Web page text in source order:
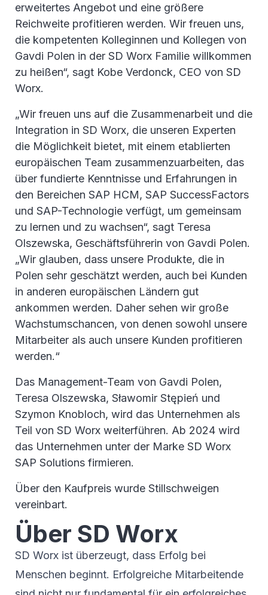
erweitertes Angebot und eine größere
Reichweite profitieren werden. Wir freuen uns,
die kompetenten Kolleginnen und Kollegen von
Gavdi Polen in der SD Worx Familie willkommen
zu heißen“, sagt Kobe Verdonck, CEO von SD
Worx.
„Wir freuen uns auf die Zusammenarbeit und die
Integration in SD Worx, die unseren Experten
die Möglichkeit bietet, mit einem etablierten
europäischen Team zusammenzuarbeiten, das
über fundierte Kenntnisse und Erfahrungen in
den Bereichen SAP HCM, SAP SuccessFactors
und SAP-Technologie verfügt, um gemeinsam
zu lernen und zu wachsen“, sagt Teresa
Olszewska, Geschäftsführerin von Gavdi Polen.
„Wir glauben, dass unsere Produkte, die in
Polen sehr geschätzt werden, auch bei Kunden
in anderen europäischen Ländern gut
ankommen werden. Daher sehen wir große
Wachstumschancen, von denen sowohl unsere
Mitarbeiter als auch unsere Kunden profitieren
werden.“
Das Management-Team von Gavdi Polen,
Teresa Olszewska, Sławomir Stępień und
Szymon Knobloch, wird das Unternehmen als
Teil von SD Worx weiterführen. Ab 2024 wird
das Unternehmen unter der Marke SD Worx
SAP Solutions firmieren.
Über den Kaufpreis wurde Stillschweigen
vereinbart.
Über SD Worx
SD Worx ist überzeugt, dass Erfolg bei
Menschen beginnt. Erfolgreiche Mitarbeitende